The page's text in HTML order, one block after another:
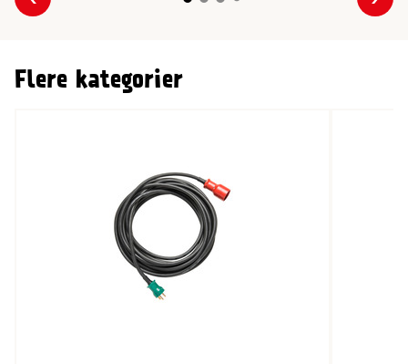
Forrige
Flere kategorier